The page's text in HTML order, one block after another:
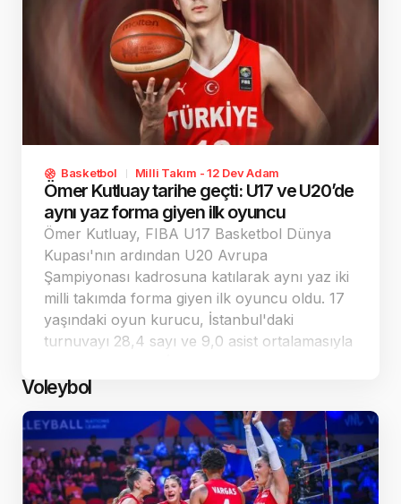
Basketbol Milli Takım - 12 Dev Adam
Ömer Kutluay tarihe geçti: U17 ve U20’de
aynı yaz forma giyen ilk oyuncu
Ömer Kutluay, FIBA U17 Basketbol Dünya
Kupası'nın ardından U20 Avrupa
Şampiyonası kadrosuna katılarak aynı yaz iki
milli takımda forma giyen ilk oyuncu oldu. 17
yaşındaki oyun kurucu, İstanbul'daki
turnuvayı 28,4 sayı ve 9,0 asist ortalamasıyla
ise farklı bir rolle savunma odaklı katkı
Voleybol